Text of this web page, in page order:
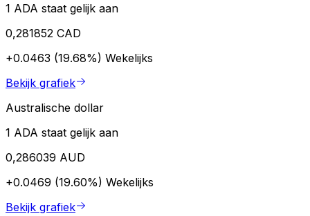
1 ADA staat gelijk aan
0,281852 CAD
+0.0463 (19.68%) Wekelijks
Bekijk grafiek
Australische dollar
1 ADA staat gelijk aan
0,286039 AUD
+0.0469 (19.60%) Wekelijks
Bekijk grafiek